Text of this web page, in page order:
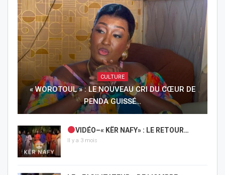
CULTURE
« WOROTOUL » : LE NOUVEAU CRI DU CŒUR DE
PENDA GUISSÉ…
VIDÉO–« KËR NAFY» : LE RETOUR…
Il y a 3 mois